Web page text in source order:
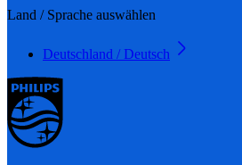
Land / Sprache auswählen
Deutschland / Deutsch